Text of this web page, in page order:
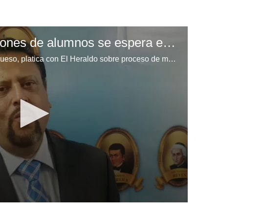
Alrededor de 2.2 millones de alumnos se espera en proceso de matrícula
Ministro de Educación, Arnaldo Bueso, platica con El Heraldo sobre proceso de matrícula a nivel nacional.